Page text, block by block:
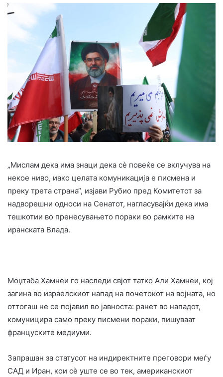
„Мислам дека има знаци дека сè повеќе се вклучува на
некое ниво, иако целата комуникација е писмена и
преку трета страна“, изјави Рубио пред Комитетот за
надворешни односи на Сенатот, нагласувајќи дека има
тешкотии во пренесувањето пораки во рамките на
иранската Влада.
Моџтаба Хамнеи го наследи свјот татко Али Хамнеи, кој
загина во израелскиот напад на почетокот на војната, но
оттогаш не се појавил во јавноста: ранет во нападот,
комуницира само преку писмени пораки, пишуваат
француските медиуми.
Запрашан за статусот на индиректните преговори меѓу
САД и Иран, кои сè уште се во тек, американскиот